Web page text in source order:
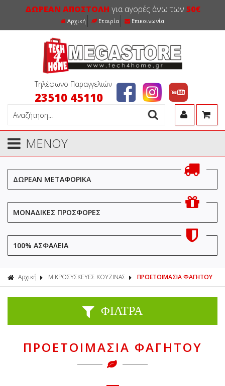
ΔΩΡΕΑΝ ΑΠΟΣΤΟΛΗ για αγορές άνω των 50€
Αρχική Εταιρία Επικοινωνία
Τηλέφωνο Παραγγελιών
23510 45110
ΜΕΝΟΥ
ΔΩΡΕΑΝ ΜΕΤΑΦΟΡΙΚΑ
ΜΟΝΑΔΙΚΕΣ ΠΡΟΣΦΟΡΕΣ
100% ΑΣΦΑΛΕΙΑ
Αρχική ΜΙΚΡΟΣΥΣΚΕΥΕΣ ΚΟΥΖΙΝΑΣ ΠΡΟΕΤΟΙΜΑΣΙΑ ΦΑΓΗΤΟΥ
ΦΙΛΤΡΑ
ΠΡΟΕΤΟΙΜΑΣΙΑ ΦΑΓΗΤΟΥ